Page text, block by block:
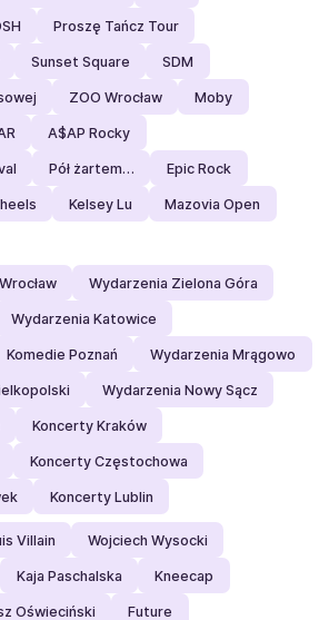
Proszę Tańcz Tour
Sunset Square SDM
ZOO Wrocław Moby
A$AP Rocky
Pół żartem… Epic Rock
Kelsey Lu Mazovia Open
Wydarzenia Zielona Góra
Wydarzenia Katowice
Komedie Poznań Wydarzenia Mrągowo
Wydarzenia Nowy Sącz
Koncerty Kraków
Koncerty Częstochowa
Koncerty Lublin
Villain Wojciech Wysocki
Kaja Paschalska Kneecap
Oświeciński Future